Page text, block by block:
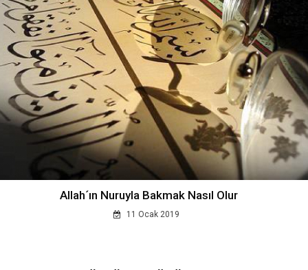
Allah´ın Nuruyla Bakmak Nasıl Olur
11 Ocak 2019